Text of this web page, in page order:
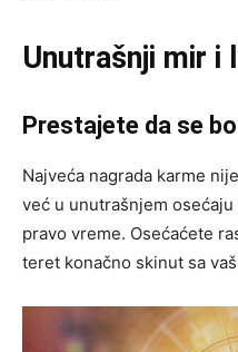
Unutrašnji mir i
Prestajete da se
Najveća nagrada karme
već u unutrašnjem
pravo vreme. Osećaćete
teret konačno skinut sa